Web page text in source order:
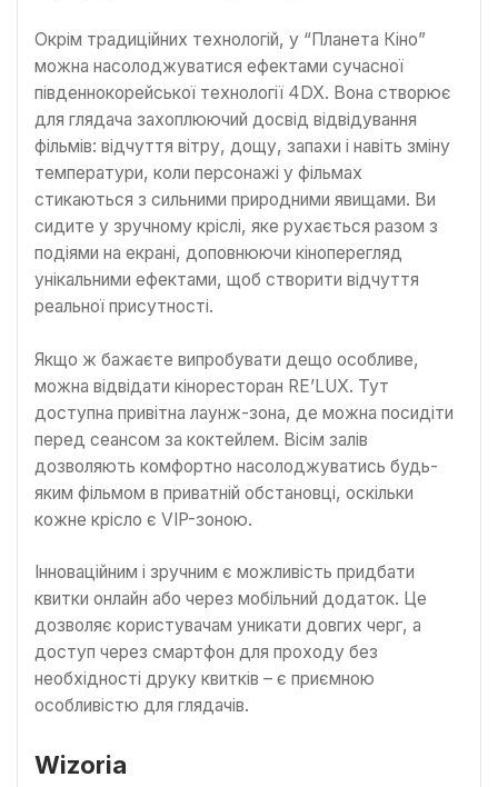
Окрім традиційних технологій, у “Планета Кіно”
можна насолоджуватися ефектами сучасної
південнокорейської технології 4DX. Вона створює
для глядача захоплюючий досвід відвідування
фільмів: відчуття вітру, дощу, запахи і навіть зміну
температури, коли персонажі у фільмах
стикаються з сильними природними явищами. Ви
сидите у зручному кріслі, яке рухається разом з
подіями на екрані, доповнюючи кіноперегляд
унікальними ефектами, щоб створити відчуття
реальної присутності.
Якщо ж бажаєте випробувати дещо особливе,
можна відвідати кіноресторан RE’LUX. Тут
доступна привітна лаунж-зона, де можна посидіти
перед сеансом за коктейлем. Вісім залів
дозволяють комфортно насолоджуватись будь-
яким фільмом в приватній обстановці, оскільки
кожне крісло є VIP-зоною.
Інноваційним і зручним є можливість придбати
квитки онлайн або через мобільний додаток. Це
дозволяє користувачам уникати довгих черг, а
доступ через смартфон для проходу без
необхідності друку квитків – є приємною
особливістю для глядачів.
Wizoria